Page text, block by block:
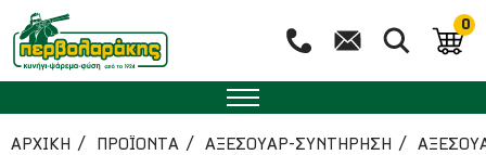
0
ΑΡΧΙΚΉ ΠΡΟΪΟΝΤΑ ΑΞΕΣΟΥΑΡ-ΣΥΝΤΗΡΗΣΗ